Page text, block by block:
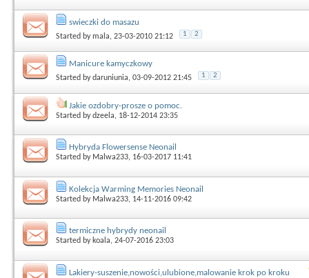
swieczki do masazu
Started bymala, 23-03-2010 21:12 1 2
Manicure kamyczkowy
Started bydaruniunia, 03-09-2012 21:45 1 2
Jakie ozdobry-prosze o pomoc.
Started bydzeela, 18-12-2014 23:35
Hybryda Flowersense Neonail
Started by Malwa233, 16-03-2017 11:41
Kolekcja Warming Memories Neonail
Started by Malwa233, 14-11-2016 09:42
termiczne hybrydy neonail
Started by koala, 24-07-2016 23:03
Lakiery-suszenie,nowości,ulubione,malowanie krok po kroku